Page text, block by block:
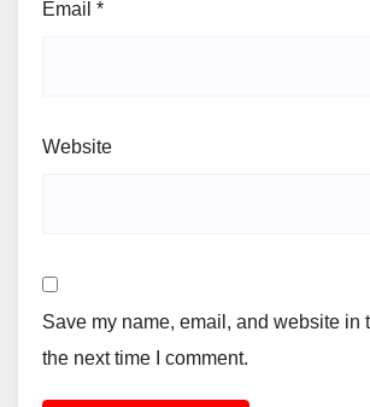
Email *
Website
Save my name, email, and website in
the next time I comment.